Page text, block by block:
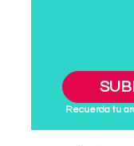
Recuerda tu